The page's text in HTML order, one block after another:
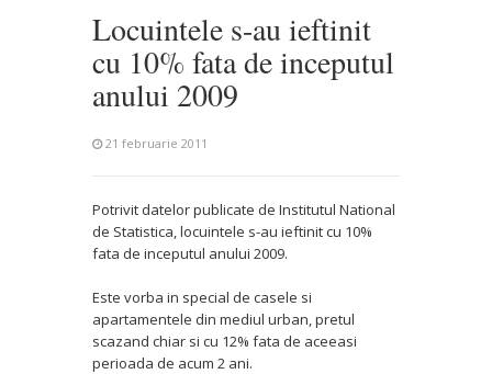
Locuintele s-au ieftinit
cu 10% fata de inceputul
anului 2009
21 februarie 2011
Potrivit datelor publicate de Institutul National
de Statistica, locuintele s-au ieftinit cu 10%
fata de inceputul anului 2009.
Este vorba in special de casele si
apartamentele din mediul urban, pretul
scazand chiar si cu 12% fata de aceeasi
perioada de acum 2 ani.